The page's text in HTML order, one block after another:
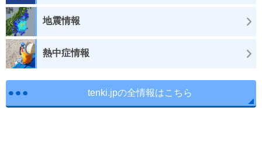
地震情報
熱中症情報
tenki.jpの全情報はこちら